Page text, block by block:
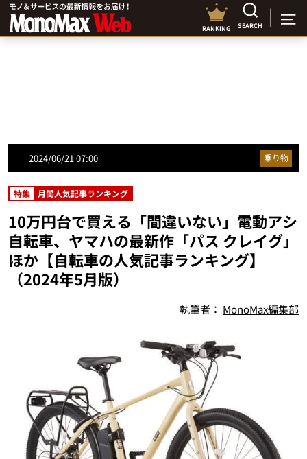
RANKING SEARCH
2024/06/21 07:00 乗り物
特集 月間人気記事ランキング
10万円台で買える「間違いない」電動アシ
自転車、ヤマハの最新作「パス クレイグ」
ほか【自転車の人気記事ランキング】
（2024年5月版）
執筆者： MonoMax編集部